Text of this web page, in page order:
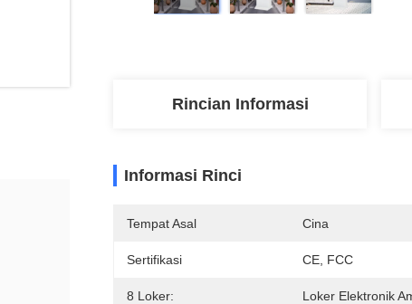
Rincian Informasi
Informasi Rinci
Tempat Asal Cina
Sertifikasi CE, FCC
8 Loker: Loker Elektronik